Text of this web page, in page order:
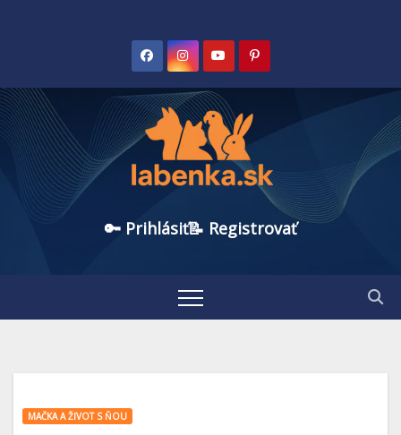
🔑 Prihlásiť📝 Registrovať
MAČKA A ŽIVOT S ŇOU